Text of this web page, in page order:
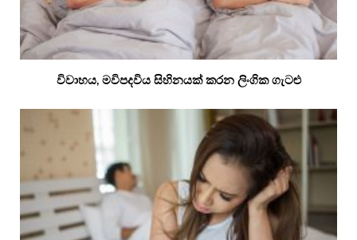
විවාහය, මවිපදවිය සිහිනයක් කරන ලිංගික ගැටළු